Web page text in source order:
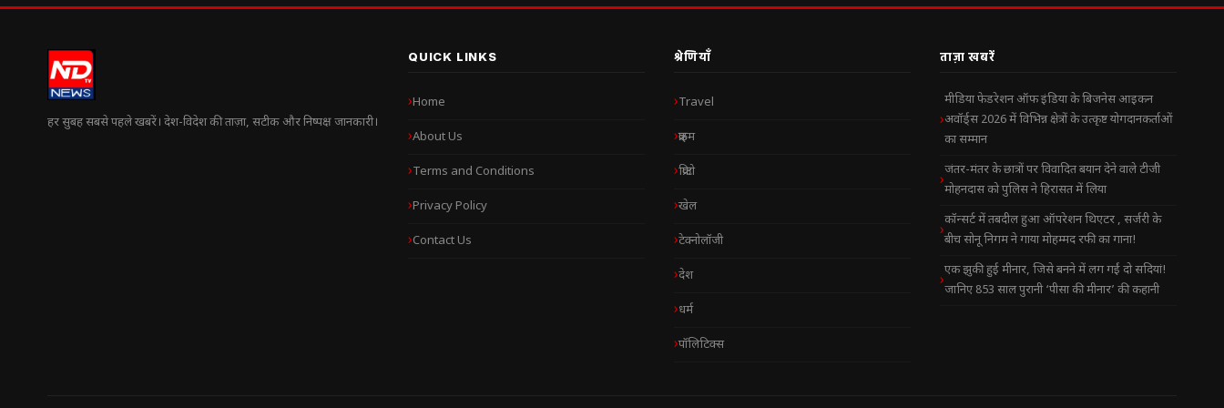
हर सुबह सबसे पहले खबरें। देश-विदेश की ताज़ा, सटीक और निष्पक्ष जानकारी।
QUICK LINKS
Home
About Us
Terms and Conditions
Privacy Policy
Contact Us
श्रेणियाँ
Travel
क्राइम
क्रिप्टो
खेल
टेक्नोलॉजी
देश
धर्म
पॉलिटिक्स
ताज़ा खबरें
मीडिया फेडरेशन ऑफ इंडिया के बिजनेस आइकन
अवॉर्ड्स 2026 में विभिन्न क्षेत्रों के उत्कृष्ट योगदानकर्ताओं
का सम्मान
जंतर-मंतर के छात्रों पर विवादित बयान देने वाले टीजी
मोहनदास को पुलिस ने हिरासत में लिया
कॉन्सर्ट में तबदील हुआ ऑपरेशन थिएटर , सर्जरी के
बीच सोनू निगम ने गाया मोहम्मद रफी का गाना!
एक झुकी हुई मीनार, जिसे बनने में लग गईं दो सदियां!
जानिए 853 साल पुरानी ‘पीसा की मीनार’ की कहानी